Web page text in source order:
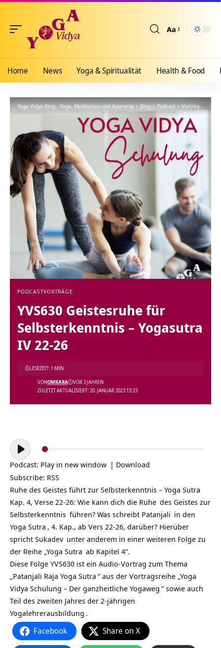
Aa
Home News Yoga & Spiritualität Health & Food
Yoga Vidya Blog - Yoga, Meditation und Ayurveda>Blog>Podcast>Vorträge >
PODCASTVORTRÄGE
YVS630 Geistesruhe für
Selbsterkenntnis – Yogasutra
IV 22-26
ZULETZT AKTUALISIERT: 20. JANUAR 2023 13:23
VONOMKARA VOR 3 JAHREN
LESEZEIT: 1 MIN
Audio-
Player
Podcast: Play in new window | Download
Subscribe: RSS
Ruhe des Geistes führt zur Selbsterkenntnis – Yoga Sutra
Kap. 4, Verse 22-26: Wie kann dich die Ruhe des Geistes zur
Selbsterkenntnis führen? Was schreibt Patanjali in den
Yoga Sutra , 4. Kap., ab Vers 22-26, darüber? Hierüber
spricht Sukadev unter anderem in einer weiteren Folge zu
der Reihe „Yoga Sutra ab Kapitel 4“.
Diese Folge YVS630 ist ein Audio-Vortrag zum Thema
„Patanjali Raja Yoga Sutra “ aus der Vortragsreihe „Yoga
Vidya Schulung – Der ganzheitliche Yogaweg “ sowie auch
Teil des zweiten Jahres der 2-jährigen
Yogalehrerausbildung .
Facebook Share on X